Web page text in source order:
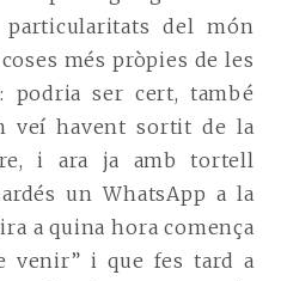
del món
més pròpies de les
podria ser cert, també
veí havent sortit de la
i ara ja amb tortell
un WhatsApp a la
a quina hora comença
venir” i que fes tard a